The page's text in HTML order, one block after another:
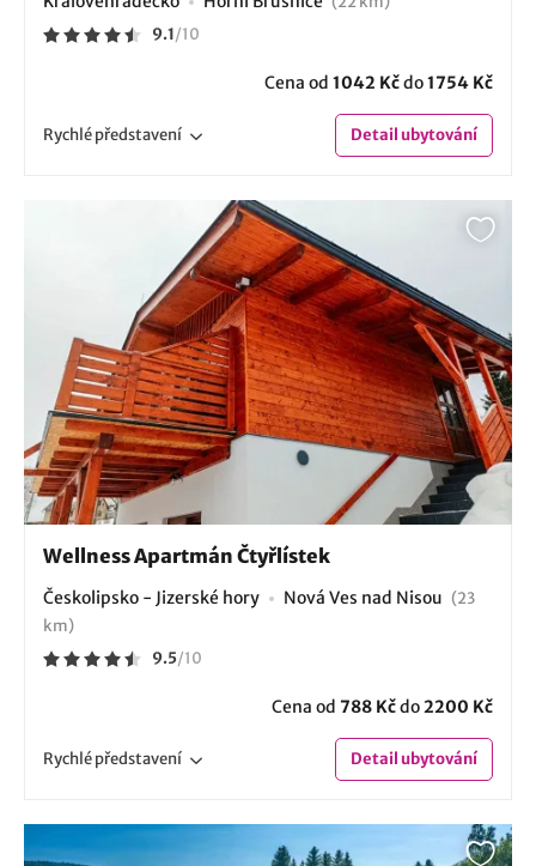
9.1/10
Cena od 1042 Kčdo1754 Kč
Rychlépředstavení Detailubytování
Wellness Apartmán Čtyřlístek
Českolipsko - Jizerské hory Nová Ves nad Nisou (23
km)
9.5/10
Cena od 788 Kčdo2200 Kč
Rychlépředstavení Detailubytování